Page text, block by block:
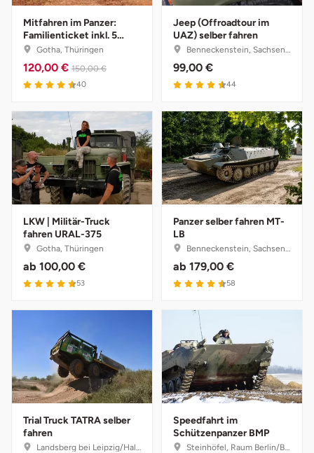
Mitfahren im Panzer:
Familienticket inkl. 5
Personen
Gotha, Thüringen
120,00 € 150,00 €
40
Jeep (Offroadtour im
UAZ) selber fahren
Benneckenstein, Sachsen-Anhalt
99,00 €
44
LKW | Militär-Truck
fahren URAL-375
Gotha, Thüringen
ab 100,00 €
53
Panzer selber fahren MT-
LB
Benneckenstein, Sachsen-Anhalt
ab 179,00 €
58
Trial Truck TATRA selber
fahren
Landsberg bei Leipzig/Halle, Sachsen-Anhalt
Speedfahrt im
Schützenpanzer BMP
Steinhöfel, Raum Berlin/Brandenburg
Herzogenaurach
Herzogtum Lauenburg
Homburg
Horb am Neckar
Ibbenbüren
Ingolstadt
Jena
Jerichower Land
Karlsruhe
Kassel
Kerken